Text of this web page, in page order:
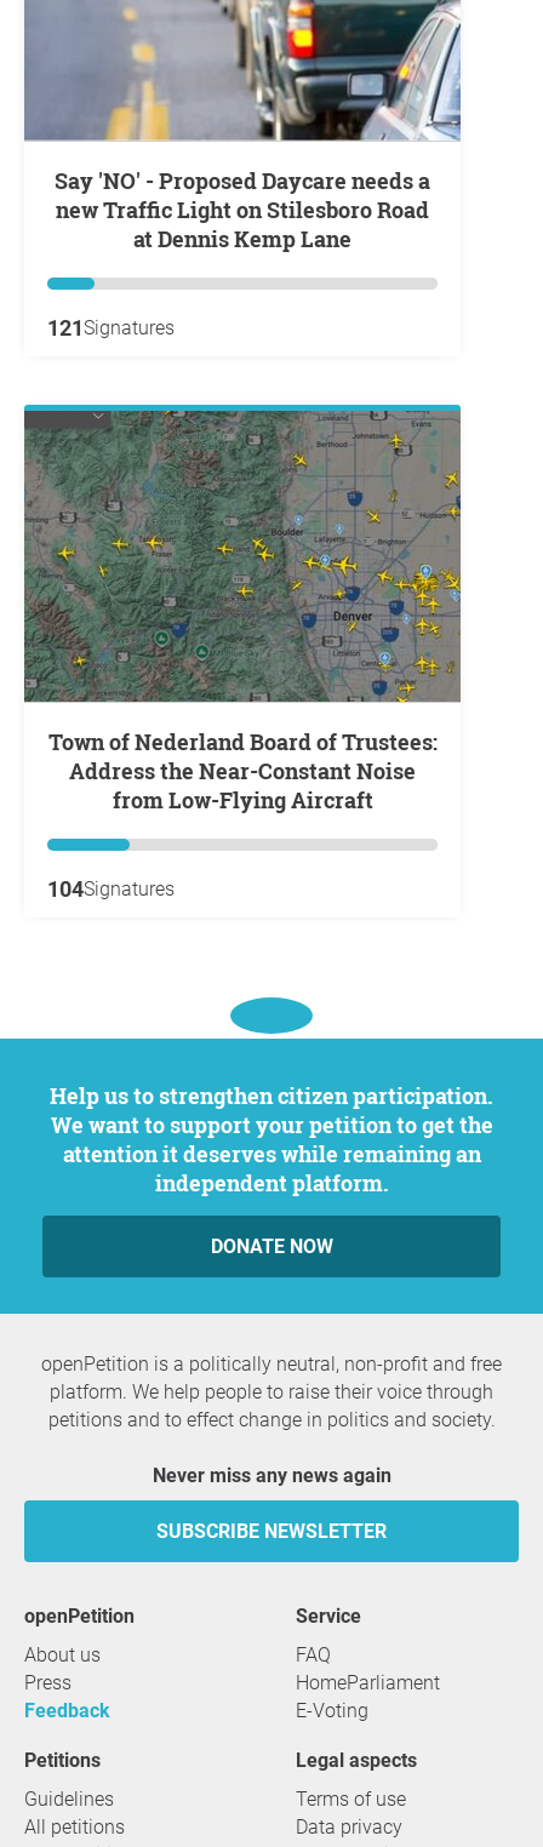
Say 'NO' - Proposed Daycare needs a
new Traffic Light on Stilesboro Road
at Dennis Kemp Lane
121Signatures
Town of Nederland Board of Trustees:
Address the Near-Constant Noise
from Low-Flying Aircraft
104Signatures
Help us to strengthen citizen participation.
We want to support your petition to get the
attention it deserves while remaining an
independent platform.
DONATE NOW
openPetition is a politically neutral, non-profit and free
platform. We help people to raise their voice through
petitions and to effect change in politics and society.
Never miss any news again
SUBSCRIBE NEWSLETTER
openPetition
About us
Press
Feedback
service
FAQ
HomeParliament
E-Voting
Petitions
Guidelines
All petitions
Legal aspects
Terms of use
Data privacy